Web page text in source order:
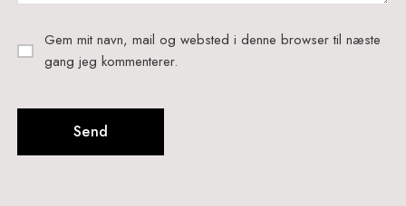
Gem mit navn, mail og websted i denne browser til næste
gang jeg kommenterer.